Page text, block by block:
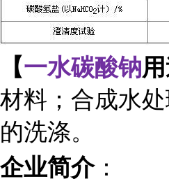
【一水碳酸钠
材料；合成水
的洗涤。
企业简介：